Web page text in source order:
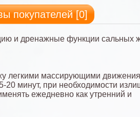
покупателей [0]
и дренажные функции сальных
легкими массирующими
20 минут, при необходимости
ежедневно как утренний и